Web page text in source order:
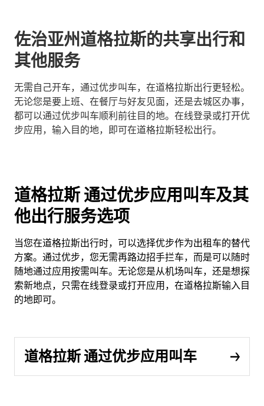
佐治亚州道格拉斯的共享出行和
其他服务
无需自己开车，通过优步叫车，在道格拉斯出行更轻松。
无论您是要上班、在餐厅与好友见面，还是去城区办事，
都可以通过优步叫车顺利前往目的地。在线登录或打开优
步应用，输入目的地，即可在道格拉斯轻松出行。
道格拉斯 通过优步应用叫车及其
他出行服务选项
当您在道格拉斯出行时，可以选择优步作为出租车的替代
方案。通过优步，您无需再路边招手拦车，而是可以随时
随地通过应用按需叫车。无论您是从机场叫车，还是想探
索新地点，只需在线登录或打开应用，在道格拉斯输入目
的地即可。
道格拉斯 通过优步应用叫车